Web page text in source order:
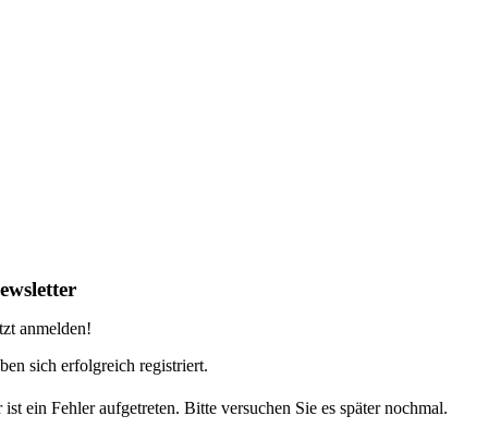
anmelden!
sich erfolgreich registriert.
ist ein Fehler aufgetreten. Bitte versuchen Sie es später nochmal.